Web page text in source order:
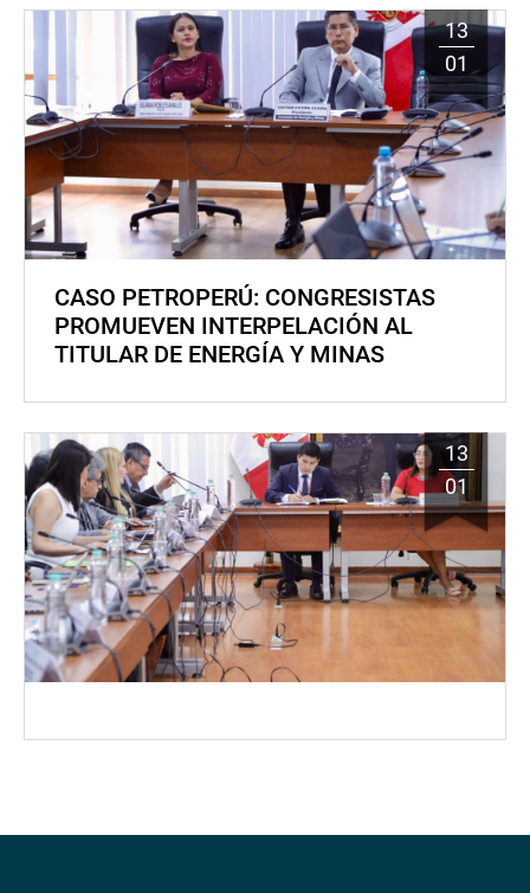
13
01
CASO PETROPERÚ: CONGRESISTAS
PROMUEVEN INTERPELACIÓN AL
TITULAR DE ENERGÍA Y MINAS
13
01